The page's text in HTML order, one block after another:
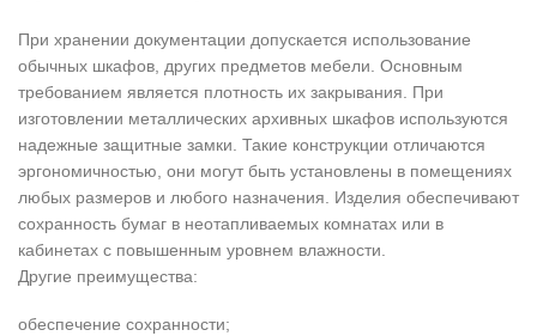
При хранении документации допускается использование
обычных шкафов, других предметов мебели. Основным
требованием является плотность их закрывания. При
изготовлении металлических архивных шкафов используются
надежные защитные замки. Такие конструкции отличаются
эргономичностью, они могут быть установлены в помещениях
любых размеров и любого назначения. Изделия обеспечивают
сохранность бумаг в неотапливаемых комнатах или в
кабинетах с повышенным уровнем влажности.
Другие преимущества:
обеспечение сохранности;